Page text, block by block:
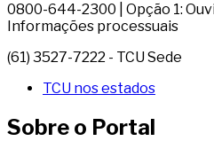
0800-644-2300 | Opção 1:
Informações processuais
(61) 3527-7222 - TCU Sede
TCU nos estados
Sobre o Portal